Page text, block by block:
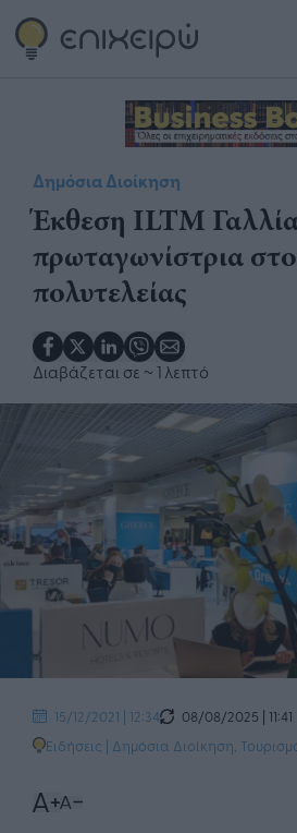
Δημόσια Διοίκηση
Έκθεση ILTM
πρωταγωνίστρια
πολυτελείας
Διαβάζεται σε ~ 1 λεπτό
15/12/2021 | 12:34
08/08/2025 | 11:41
Ειδήσεις | Δημόσια Διοίκηση